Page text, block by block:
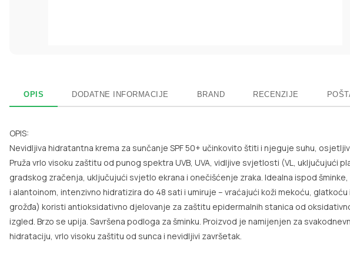
OPIS DODATNE INFORMACIJE BRAND RECENZIJE
OPIS:
Nevidljiva hidratantna krema za sunčanje SPF 50+ učinkovito štiti i njeguje suhu,
Pruža vrlo visoku zaštitu od punog spektra UVB, UVA, vidljive svjetlosti (VL,
gradskog zračenja, uključujući svjetlo ekrana i onečišćenje zraka. Idealna ispod
i alantoinom, intenzivno hidratizira do 48 sati i umiruje – vraćajući koži mekoću,
grožđa) koristi antioksidativno djelovanje za zaštitu epidermalnih stanica od
izgled. Brzo se upija. Savršena podloga za šminku. Proizvod je namijenjen za
hidrataciju, vrlo visoku zaštitu od sunca i nevidljivi završetak.